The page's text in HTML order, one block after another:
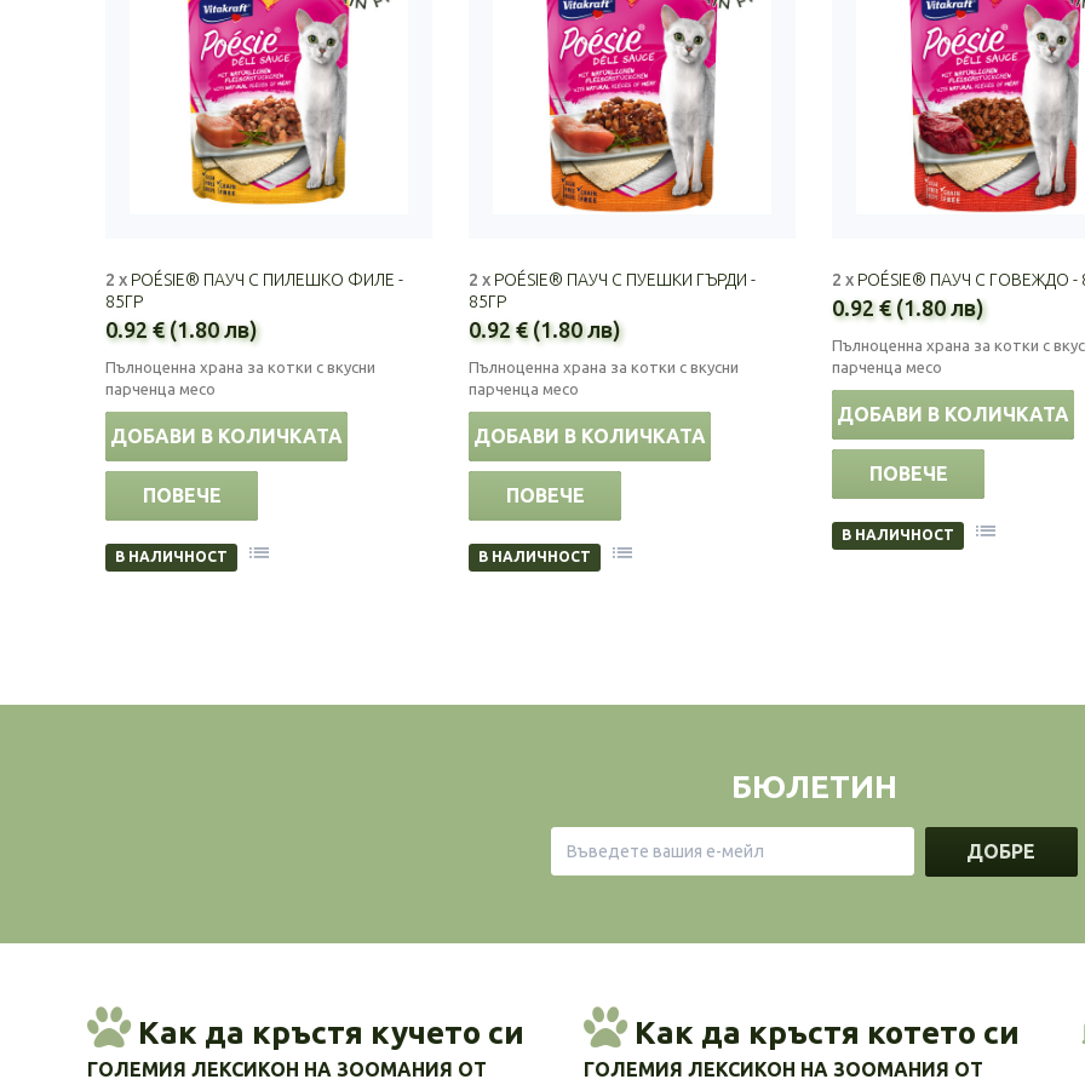
2 x POÉSIE® ПАУЧ С ПИЛЕШКО ФИЛЕ -
85ГР
0.92 € (1.80 лв)
Пълноценна храна за котки с вкусни
парченца месо
ДОБАВИ В КОЛИЧКАТА
ПОВЕЧЕ
В НАЛИЧНОСТ
2 x POÉSIE® ПАУЧ С ПУЕШКИ ГЪРДИ -
85ГР
0.92 € (1.80 лв)
Пълноценна храна за котки с вкусни
парченца месо
ДОБАВИ В КОЛИЧКАТА
ПОВЕЧЕ
В НАЛИЧНОСТ
2 x POÉSIE® ПАУЧ С ГОВЕЖДО -
0.92 € (1.80 лв)
Пълноценна храна за котки с
парченца месо
ДОБАВИ В КОЛИЧКАТА
ПОВЕЧЕ
В НАЛИЧНОСТ
БЮЛЕТИН
ДОБРЕ
Как да кръстя кучето си
ГОЛЕМИЯ ЛЕКСИКОН НА ЗООМАНИЯ ОТ
Как да кръстя котето си
ГОЛЕМИЯ ЛЕКСИКОН НА ЗООМАНИЯ ОТ